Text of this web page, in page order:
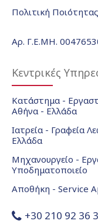
Πολιτική Ποιότητας
Αρ. Γ.Ε.ΜΗ.
Κεντρικές
Κατάστημα -
Αθήνα - Ελλάδα
Ιατρεία - Γραφεία
Ελλάδα
Μηχανουργείο -
Υποδηματοποιείο
Αποθήκη - Service
+30 210 92 36